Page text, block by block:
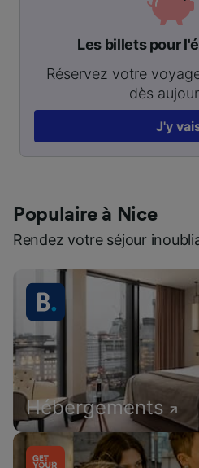
Les billets pour
Réservez votre
dès
J'y
Populaire à Nice
Rendez votre séjour
Hébergements